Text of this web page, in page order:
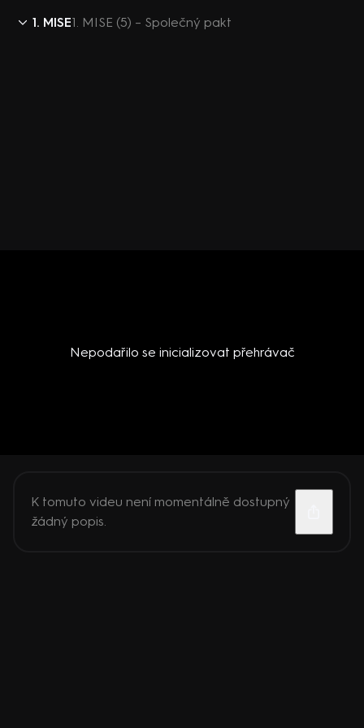
1. MISE1. MISE (5) – Společný pakt
Nepodařilo se inicializovat přehrávač
K tomuto videu není momentálně dostupný
žádný popis.